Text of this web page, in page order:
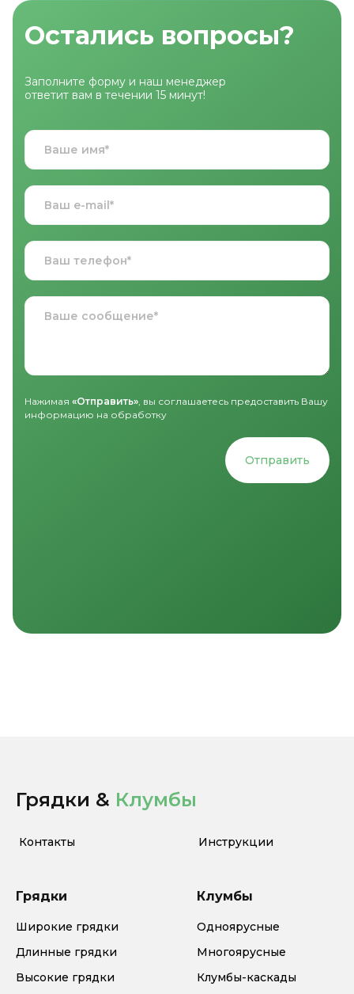
Остались вопросы?
Заполните форму и наш менеджер
ответит вам в течении 15 минут!
Нажимая «Отправить» , вы соглашаетесь предоставить Вашу
информацию на обработку
Отправить
Грядки & Клумбы
Контакты Инструкции
Грядки
Широкие грядки
Длинные грядки
Высокие грядки
Клумбы
Одноярусные
Многоярусные
Клумбы-каскады